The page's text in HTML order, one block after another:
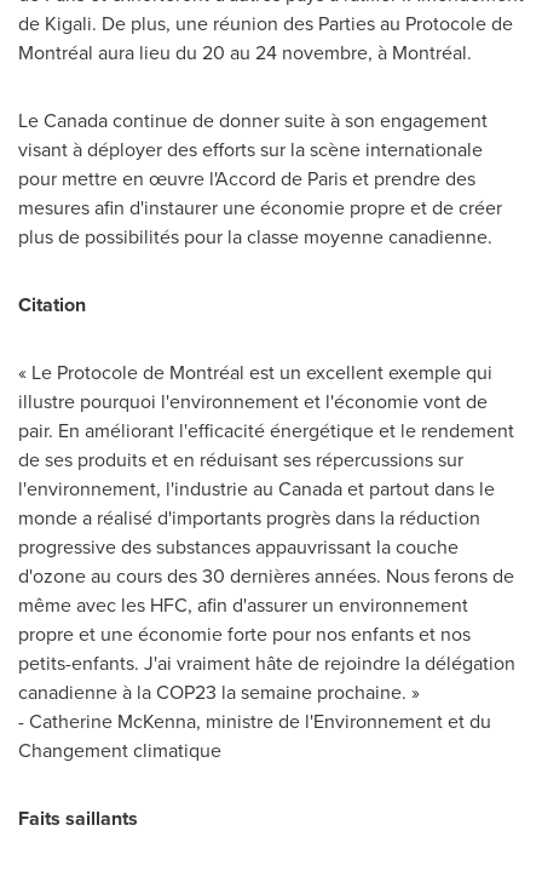
de Kigali. De plus, une réunion des Parties au Protocole de
Montréal aura lieu du 20 au 24 novembre, à Montréal.
Le Canadacontinue de donner suite à son engagement
visant à déployer des efforts sur la scène internationale
pour mettre en œuvre l'Accord de Pariset prendre des
mesures afin d'instaurer une économie propre et de créer
plus de possibilités pour la classe moyenne canadienne.
Citation
« Le Protocole de Montréal est un excellent exemple qui
illustre pourquoi l'environnement et l'économie vont de
pair. En améliorant l'efficacité énergétique et le rendement
de ses produits et en réduisant ses répercussions sur
l'environnement, l'industrie au Canada et partout dans le
monde a réalisé d'importants progrès dans la réduction
progressive des substances appauvrissant la couche
d'ozone au cours des 30 dernières années. Nous ferons de
même avec les HFC, afin d'assurer un environnement
propre et une économie forte pour nos enfants et nos
petits-enfants. J'ai vraiment hâte de rejoindre la délégation
canadienne à laCOP23 la semaine prochaine. »
- Catherine McKenna, ministre de l'Environnement et du
Changement climatique
Faits saillants